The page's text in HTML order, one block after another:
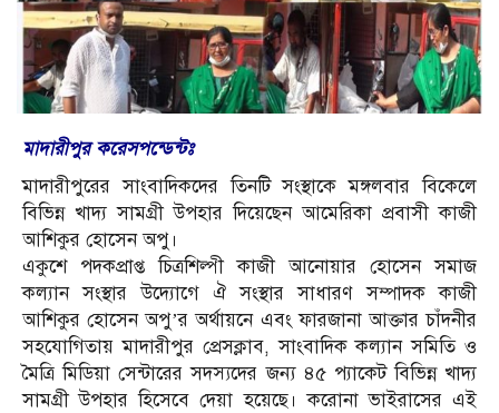
মাদারীপুর করেসপন্ডেন্টঃ
মাদারীপুরের সাংবাদিকদের তিনটি সংস্থাকে মঙ্গলবার বিকেলে
বিভিন্ন খাদ্য সামগ্রী উপহার দিয়েছেন আমেরিকা প্রবাসী কাজী
আশিকুর হোসেন অপু।
একুশে পদকপ্রাপ্ত চিত্রশিল্পী কাজী আনোয়ার হোসেন সমাজ
কল্যান সংস্থার উদ্যোগে ঐ সংস্থার সাধারণ সম্পাদক কাজী
আশিকুর হোসেন অপু’র অর্থায়নে এবং ফারজানা আক্তার চাঁদনীর
সহযোগিতায় মাদারীপুর প্রেসক্লাব, সাংবাদিক কল্যান সমিতি ও
মৈত্রি মিডিয়া সেন্টারের সদস্যদের জন্য ৪৫ প্যাকেট বিভিন্ন খাদ্য
সামগ্রী উপহার হিসেবে দেয়া হয়েছে। করোনা ভাইরাসের এই